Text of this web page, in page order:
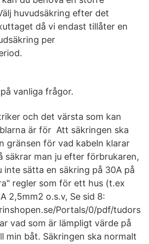
huvudsäkring efter det
då vi endast tillåter en
per
vanliga frågor.
och det värsta som kan
är för Att säkringen ska
gränsen för vad kabeln klarar
säkrar man ju efter förbrukaren,
inte sätta en säkring på 30A på
regler som för ett hus (t.ex
2,5mm2 o.s.v, Se sid 8:
Portals/0/pdf/tudors
vad som är lämpligt värde på
min båt. Säkringen ska normalt